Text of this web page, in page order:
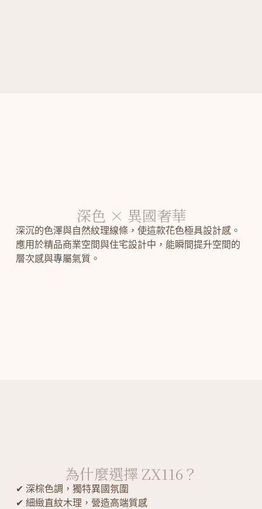
深色 × 異國奢華
深沉的色澤與自然紋理線條，使這款花色極具設計感。
應用於精品商業空間與住宅設計中，能瞬間提升空間的
層次感與專屬氣質。
為什麼選擇 ZX116？
✔ 深棕色調，獨特異國氛圍
✔ 細緻直紋木理，營造高端質感